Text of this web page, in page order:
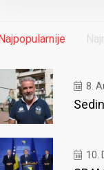
8.
10.